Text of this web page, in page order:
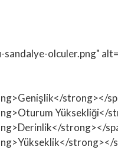
olculer.png"
strong></
Yüksekliği</
strong></
strong></